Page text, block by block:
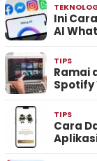
Ini
AI
TIPS
Ramai
Spotify
TIPS
Cara